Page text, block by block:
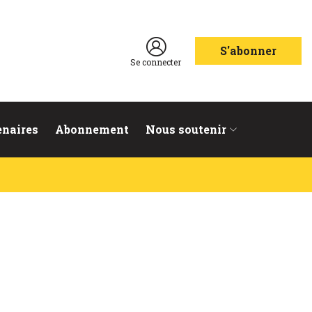
Se connecter
S'abonner
Abonnement Nous soutenir